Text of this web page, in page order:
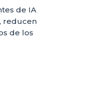
de IA
reducen
de los